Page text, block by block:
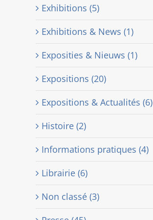
Exhibitions (5)
Exhibitions & News (1)
Exposities & Nieuws (1)
Expositions (20)
Expositions & Actualités (6)
Histoire (2)
Informations pratiques (4)
Librairie (6)
Non classé (3)